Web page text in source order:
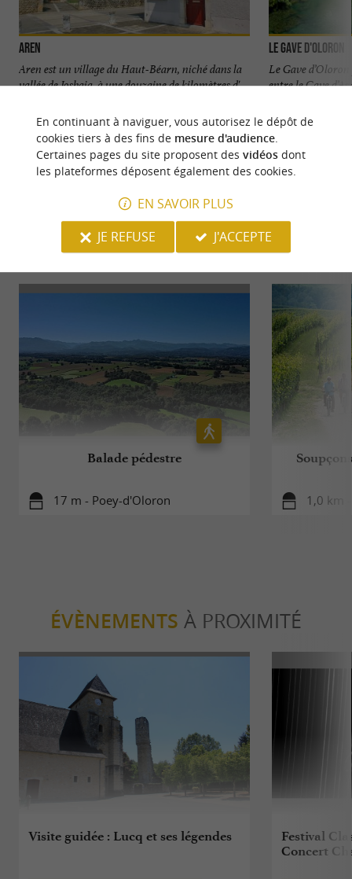
Aren
Aren est un village du Haut-Béarn, niché dans la
vallée de Josbaig, à une douzaine de kilomètres d' ...
3,2 km - Aren
Le Gave d'Oloron
Le Gave
entre le Gave
VOUS AIMEREZAUSSI
Balade pédestre
17 m - Poey-d'Oloron 1,0 km
ÉVÈNEMENTS À PROXIMITÉ
Visite guidée : Lucq et ses légendes
Festival
Concert
En continuant à naviguer, vous autorisez le dépôt de
cookies tiers à des fins de mesure d'audience.
Certaines pages du site proposent des vidéosdont
les plateformes déposent également des cookies.
EN SAVOIR PLUS
JE REFUSE
J'ACCEPTE